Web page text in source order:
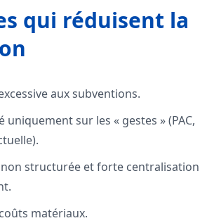
qui réduisent la
aux subventions.
uniquement sur les « gestes » (PAC,
structurée et forte centralisation
matériaux.